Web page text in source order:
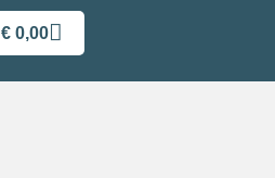
€0,00